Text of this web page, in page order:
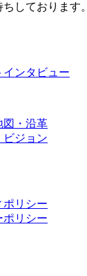
しております。
インタビュー
図・沿革
ビジョン
ポリシー
ポリシー